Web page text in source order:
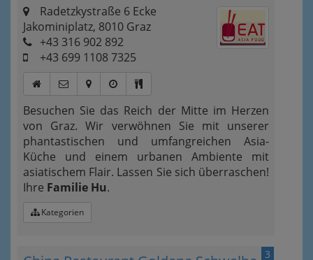
Radetzkystraße 6 Ecke
Jakominiplatz, 8010 Graz
+43 316 902 892
+43 699 1108 7325
Besuchen Sie das Reich der Mitte im Herzen
von Graz. Wir verwöhnen Sie mit unserer
phantastischen und umfangreichen Asia-
Küche und einem urbanen Ambiente mit
asiatischem Flair. Lassen Sie sich überraschen!
Ihre Familie Hu.
Kategorien
3